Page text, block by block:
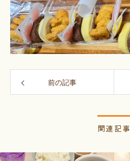
前の記事
関連記事